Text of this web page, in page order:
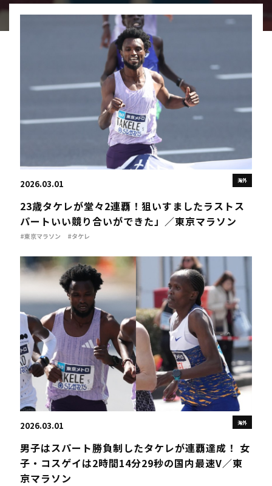
海外
2026.03.01
23歳タケレが堂々2連覇！狙いすましたラストス
パートいい競り合いができた」／東京マラソン
#東京マラソン #タケレ
海外
2026.03.01
男子はスパート勝負制したタケレが連覇達成！ 女
子・コスゲイは2時間14分29秒の国内最速V／東
京マラソン